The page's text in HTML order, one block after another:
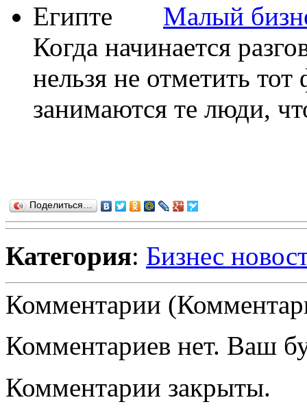
Малый
Когда начинается
нельзя не отметить
занимаются те люди,
Поделиться…
Категория: Бизнес
Комментарии
Комментариев нет. Ваш
Комментарии закрыты.